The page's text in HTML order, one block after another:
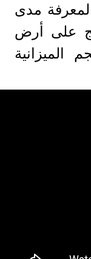
مدى
على أرض
الميزانية